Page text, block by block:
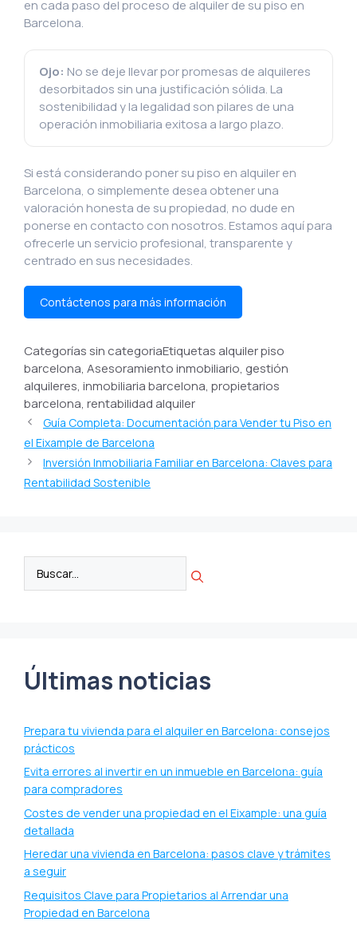
en cada paso del proceso de alquiler de su piso en
Barcelona.
Ojo: No se deje llevar por promesas de alquileres
desorbitados sin una justificación sólida. La
sostenibilidad y la legalidad son pilares de una
operación inmobiliaria exitosa a largo plazo.
Si está considerando poner su piso en alquiler en
Barcelona, o simplemente desea obtener una
valoración honesta de su propiedad, no dude en
ponerse en contacto con nosotros. Estamos aquí para
ofrecerle un servicio profesional, transparente y
centrado en sus necesidades.
Contáctenos para más información
Categorías sin categoriaEtiquetas alquiler piso
barcelona, Asesoramiento inmobiliario, gestión
alquileres, inmobiliaria barcelona, propietarios
barcelona, rentabilidad alquiler
Guía Completa: Documentación para Vender tu Piso en
el Eixample de Barcelona
Inversión Inmobiliaria Familiar en Barcelona: Claves para
Rentabilidad Sostenible
Últimas noticias
Prepara tu vivienda para el alquiler en Barcelona: consejos
prácticos
Evita errores al invertir en un inmueble en Barcelona: guía
para compradores
Costes de vender una propiedad en el Eixample: una guía
detallada
Heredar una vivienda en Barcelona: pasos clave y trámites
a seguir
Requisitos Clave para Propietarios al Arrendar una
Propiedad en Barcelona